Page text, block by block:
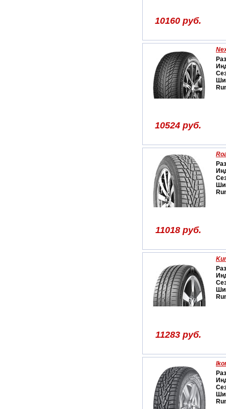
10160 руб.
10524 руб.
11018 руб.
11283 руб.